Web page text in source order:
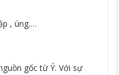
, úng.…
gốc từ Ý. Với sự